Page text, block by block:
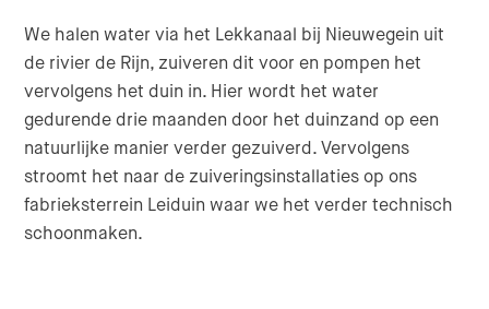
We halen water via het Lekkanaal bij Nieuwegein uit
de rivier de Rijn, zuiveren dit voor en pompen het
vervolgens het duin in. Hier wordt het water
gedurende drie maanden door het duinzand op een
natuurlijke manier verder gezuiverd. Vervolgens
stroomt het naar de zuiveringsinstallaties op ons
fabrieksterrein Leiduin waar we het verder technisch
schoonmaken.